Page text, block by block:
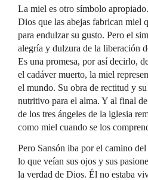
La miel es otro símbolo
Dios que las abejas fabrican miel
para endulzar su gusto. Pero el
alegría y dulzura de la liberación
Es una promesa, por así decirlo,
el cadáver muerto, la miel
el mundo. Su obra de rectitud y
nutritivo para el alma. Y al final
de los tres ángeles de la iglesia
como miel cuando se los
Pero Sansón iba por el camino
lo que veían sus ojos y sus
la verdad de Dios. Él no estaba